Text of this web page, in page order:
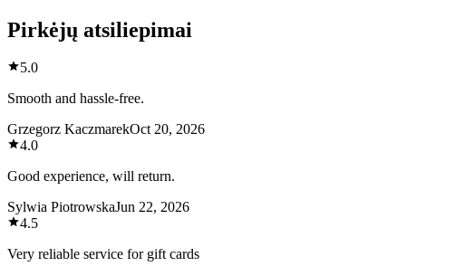
Pirkėjų atsiliepimai
5.0
Smooth and hassle-free.
Grzegorz KaczmarekOct 20, 2026
4.0
Good experience, will return.
Sylwia PiotrowskaJun 22, 2026
4.5
Very reliable service for gift cards